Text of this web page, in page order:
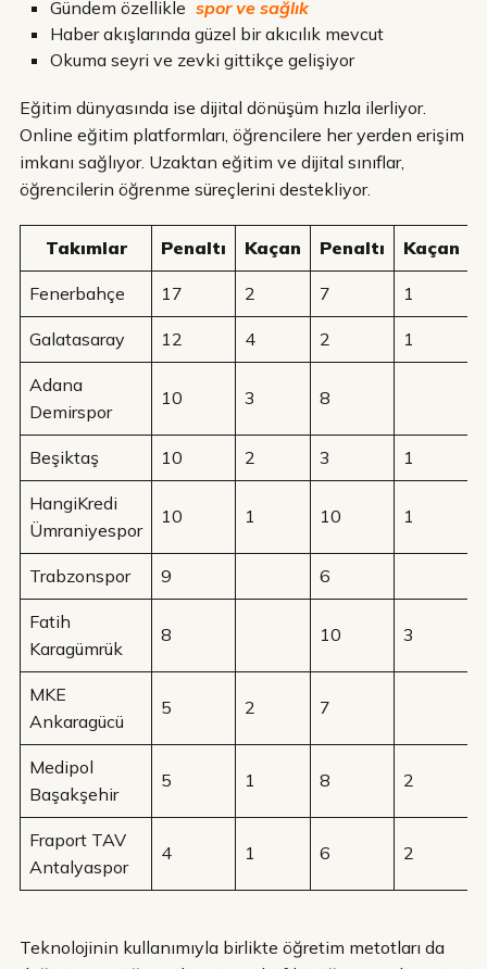
Gündem özellikle spor ve sağlık
Haber akışlarında güzel bir akıcılık mevcut
Okuma seyri ve zevki gittikçe gelişiyor
Eğitim dünyasında ise dijital dönüşüm hızla ilerliyor.
Online eğitim platformları, öğrencilere her yerden erişim
imkanı sağlıyor. Uzaktan eğitim ve dijital sınıflar,
öğrencilerin öğrenme süreçlerini destekliyor.
Takımlar Penaltı Kaçan Penaltı Kaçan
Fenerbahçe 17 2 7 1
Galatasaray 12 4 2 1
Adana
Demirspor
10 3 8
Beşiktaş 10 2 3 1
HangiKredi
Ümraniyespor
10 1 10 1
Trabzonspor 9 6
Fatih
Karagümrük
8 10 3
MKE
Ankaragücü
5 2 7
Medipol
Başakşehir
5 1 8 2
Fraport TAV
Antalyaspor
4 1 6 2
Teknolojinin kullanımıyla birlikte öğretim metotları da